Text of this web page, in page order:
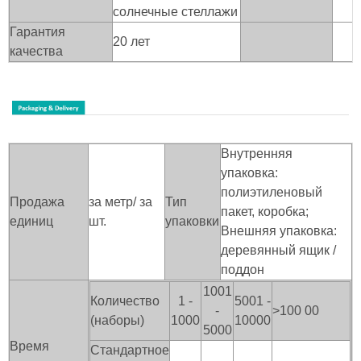
солнечные стеллажи
Гарантия
качества
20 лет
Продажа
единиц
за метр/ за
шт.
Тип
упаковки
Внутренняя
упаковка:
полиэтиленовый
пакет, коробка;
Внешняя упаковка:
деревянный ящик /
поддон
Время
Количество
(наборы)
1 -
1000
1001
-
5000
5001 -
10000
>100 00
Стандартное